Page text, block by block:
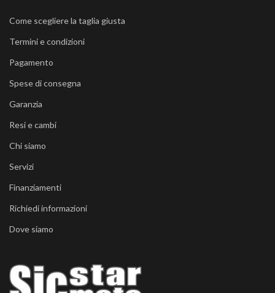
Come scegliere la taglia giusta
Termini e condizioni
Pagamento
Spese di consegna
Garanzia
Resi e cambi
Chi siamo
Servizi
Finanziamenti
Richiedi informazioni
Dove siamo